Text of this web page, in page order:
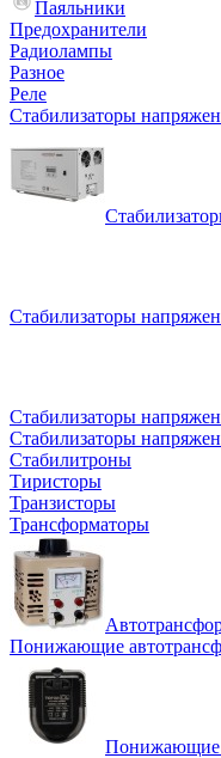
Паяльники
Предохранители
Радиолампы
Разное
Реле
Стабилизаторы
Стабилизаторы
Стабилизаторы
Стабилизаторы
Стабилитроны
Тиристоры
Транзисторы
Трансформаторы
Понижающие
Понижающие